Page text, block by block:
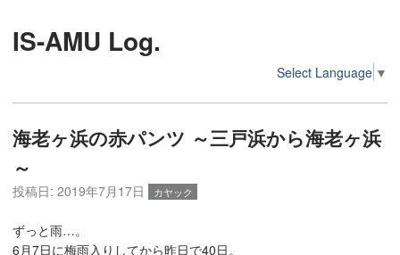
IS-AMU Log.
Select Language ▼
海老ヶ浜の赤パンツ ～三戸浜から海老ヶ浜
～
投稿日: 2019年7月17日 カヤック
ずっと雨…。
6月7日に梅雨入りしてから昨日で40日。